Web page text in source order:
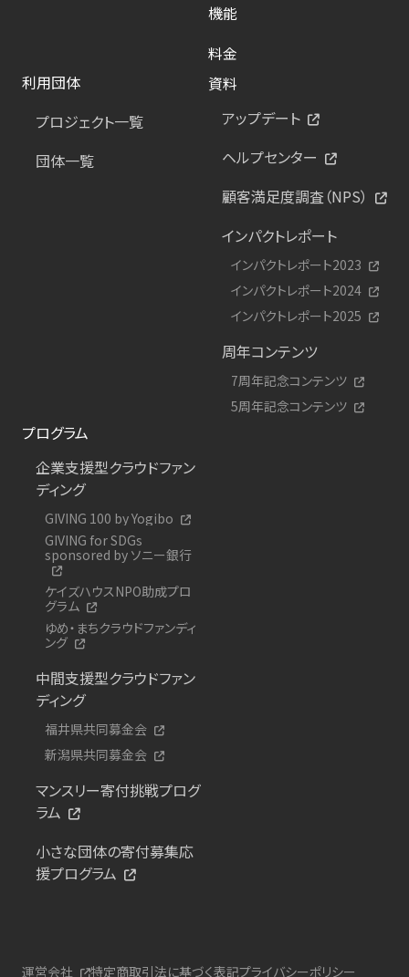
機能
料金
利用団体
プロジェクト一覧
団体一覧
資料
アップデート
ヘルプセンター
顧客満足度調査（NPS）
インパクトレポート
インパクトレポート2023
インパクトレポート2024
インパクトレポート2025
周年コンテンツ
7周年記念コンテンツ
5周年記念コンテンツ
プログラム
企業支援型クラウドファン
ディング
GIVING 100 by Yogibo
GIVING for SDGs
sponsored by ソニー銀行
ケイズハウスNPO助成プロ
グラム
ゆめ・まちクラウドファンディ
ング
中間支援型クラウドファン
ディング
福井県共同募金会
新潟県共同募金会
マンスリー寄付挑戦プログ
ラム
小さな団体の寄付募集応
援プログラム
運営会社 特定商取引法に基づく表記プライバシーポリシー